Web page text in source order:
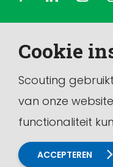
Cookie
Scouting
van onze
functionaliteit
ACCEPTEREN
Dit is de officiële